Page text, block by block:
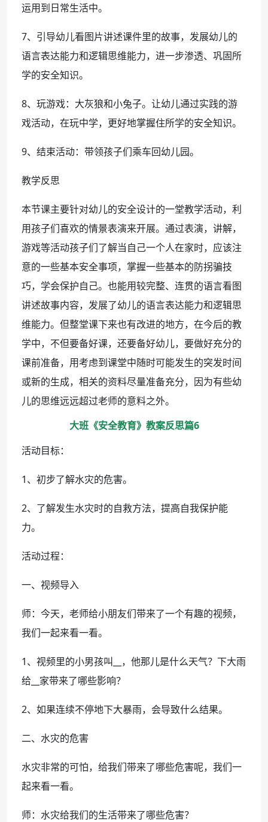
运用到日常生活中。
7、引导幼儿看图片讲述课件里的故事，发展幼儿的
语言表达能力和逻辑思维能力，进一步渗透、巩固所
学的安全知识。
8、玩游戏：大灰狼和小兔子。让幼儿通过实践的游
戏活动，在玩中学，更好地掌握住所学的安全知识。
9、结束活动：带领孩子们乘车回幼儿园。
教学反思
本节课主要针对幼儿的安全设计的一堂教学活动，利
用孩子们喜欢的情景表演来开展。通过表演，讲解，
游戏等活动孩子们了解当自己一个人在家时，应该注
意的一些基本安全事项，掌握一些基本的防拐骗技
巧，学会保护自己。也能用较完整、连贯的语言看图
讲述故事内容，发展了幼儿的语言表达能力和逻辑思
维能力。但整堂课下来也有改进的地方，在今后的教
学中，不但要备好课，还要备好幼儿，要做好充分的
课前准备，用考虑到课堂中随时可能发生的突发时间
或新的生成，相关的资料尽量准备充分，因为有些幼
儿的思维远远超过老师的意料之外。
大班《安全教育》教案反思篇6
活动目标：
1、初步了解水灾的危害。
2、了解发生水灾时的自救方法，提高自我保护能
力。
活动过程：
一、视频导入
师：今天，老师给小朋友们带来了一个有趣的视频，
我们一起来看一看。
1、视频里的小男孩叫__，他那儿是什么天气？下大雨
给__家带来了哪些影响？
2、如果连续不停地下大暴雨，会导致什么结果。
二、水灾的危害
水灾非常的可怕，给我们带来了哪些危害呢，我们一
起来看一看。
师：水灾给我们的生活带来了哪些危害？